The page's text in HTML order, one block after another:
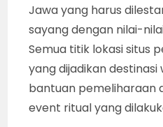
Jawa yang harus
sayang dengan nilai-
Semua titik lokasi situs
yang dijadikan
bantuan pemeliharaan
event ritual yang